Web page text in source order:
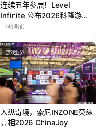
连续五年参展！Level
Infinite 公布2026科隆游戏
展产品阵容
14小时前
游戏业界
入纵奇境，索尼INZONE英纵
亮相2026 ChinaJoy